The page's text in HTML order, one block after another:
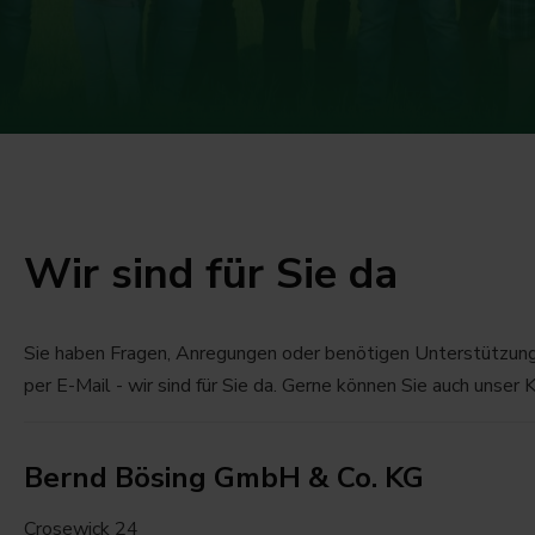
Wir sind für Sie da
Sie haben Fragen, Anregungen oder benötigen
per E-Mail - wir sind für Sie da. Gerne können Sie auch
Bernd Bösing GmbH & Co. KG
Crosewick 24